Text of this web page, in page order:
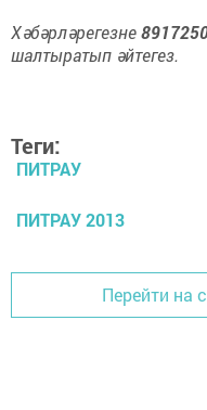
Хәбәрләрегезне
шалтыратып әйтегез.
Теги:
ПИТРАУ
ПИТРАУ 2013
Перейти на